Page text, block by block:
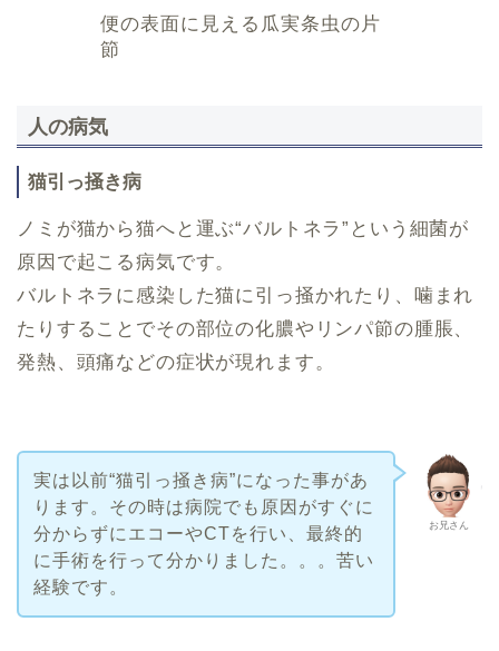
便の表面に見える瓜実条虫の片
節
人の病気
猫引っ掻き病
ノミが猫から猫へと運ぶ“バルトネラ”という細菌が
原因で起こる病気です。
バルトネラに感染した猫に引っ掻かれたり、噛まれ
たりすることでその部位の化膿やリンパ節の腫脹、
発熱、頭痛などの症状が現れます。
お兄さん
実は以前“猫引っ掻き病”になった事があ
ります。その時は病院でも原因がすぐに
分からずにエコーやCTを行い、最終的
に手術を行って分かりました。。。苦い
経験です。